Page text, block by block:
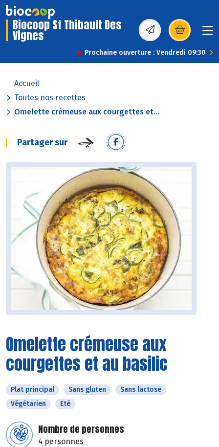
Biocoop St Thibault Des
Vignes (s’ouvre dans une
Prochaine ouverture : Vendredi 09:30
Accueil
Toutes nos recettes
Omelette crémeuse aux courgettes et...
Partager sur
Omelette crémeuse aux
courgettes et au basilic
Plat principal Sans gluten
Sans lactose
Végétarien
Eté
Nombre de personnes
4 personnes